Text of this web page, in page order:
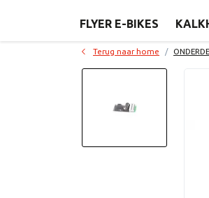
FLYER E-BIKES
Terug naar home